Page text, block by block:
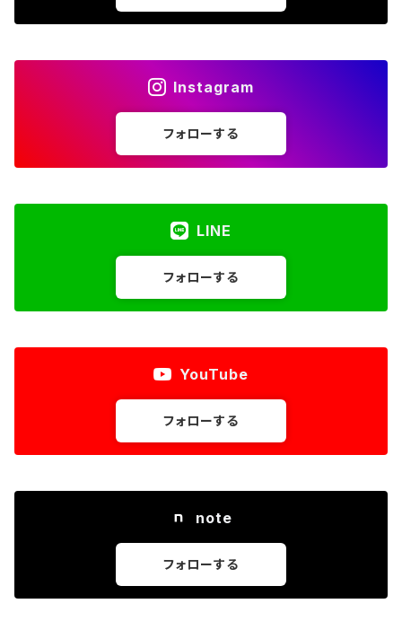
Instagram
フォローする
LINE
フォローする
YouTube
フォローする
note
フォローする